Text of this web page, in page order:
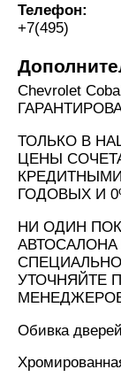
Телефон:
+7(495)
Chevrolet
ТОЛЬКО В
ЦЕНЫ
ГОДОВЫХ И
НИ ОДИН
УТОЧНЯЙТЕ
Обивка